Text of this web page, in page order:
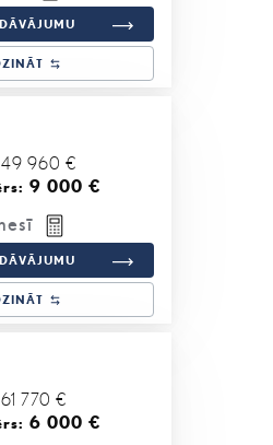
49 960 €
9 000 €
61 770 €
6 000 €